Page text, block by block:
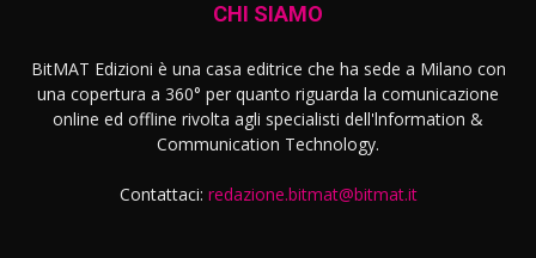
CHI SIAMO
BitMAT Edizioni è una casa editrice che ha sede a Milano con
una copertura a 360° per quanto riguarda la comunicazione
online ed offline rivolta agli specialisti dell'lnformation &
Communication Technology.
Contattaci: redazione.bitmat@bitmat.it